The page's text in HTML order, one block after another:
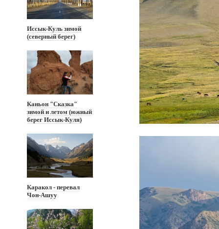
Иссык-Куль зимой
(северный берег)
Каньон "Сказка"
зимой и летом (южный
берег Иссык-Куля)
Каракол - перевал
Чон-Ашуу